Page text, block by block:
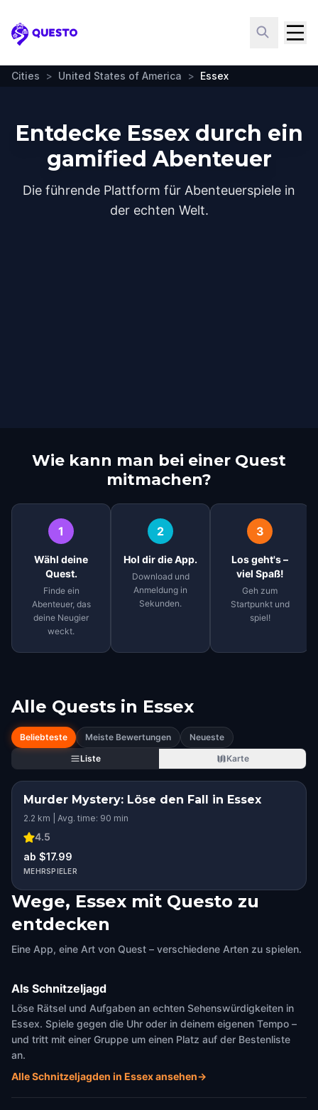
Questo
Cities > United States of America > Essex
Entdecke Essex durch ein
gamified Abenteuer
Die führende Plattform für Abenteuerspiele in
der echten Welt.
Wie kann man bei einer Quest
mitmachen?
1
Wähl deine
Quest.
Finde ein
Abenteuer, das
deine Neugier
weckt.
2
Hol dir die App.
Download und
Anmeldung in
Sekunden.
3
Los geht's –
viel Spaß!
Geh zum
Startpunkt und
spiel!
Alle Quests in Essex
Beliebteste Meiste Bewertungen
Neueste
Liste
Karte
Murder Mystery: Löse den Fall in Essex
2.2 km | Avg. time: 90 min
4.5
ab $17.99
MEHRSPIELER
Wege, Essex mit Questo zu
entdecken
Eine App, eine Art von Quest – verschiedene Arten zu spielen.
Als Schnitzeljagd
Löse Rätsel und Aufgaben an echten Sehenswürdigkeiten in
Essex. Spiele gegen die Uhr oder in deinem eigenen Tempo –
und tritt mit einer Gruppe um einen Platz auf der Bestenliste
an.
Alle Schnitzeljagden in Essex ansehen→